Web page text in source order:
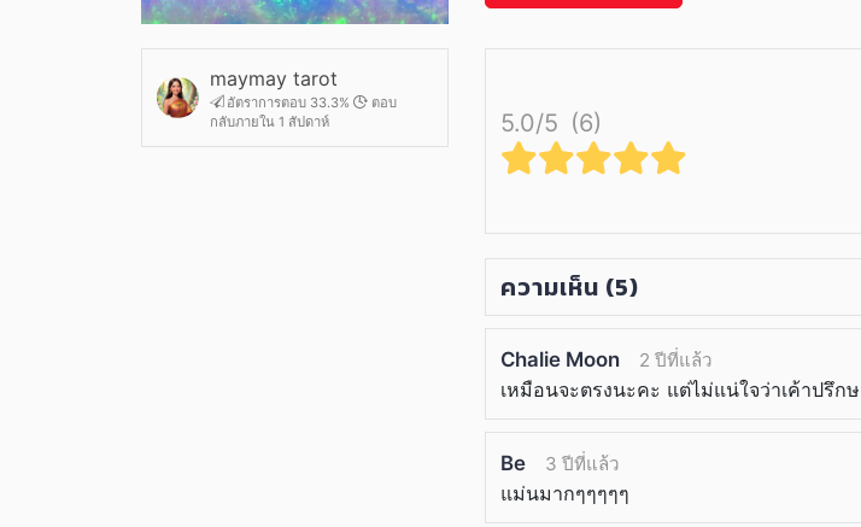
maymay tarot
อัตราการตอบ 33.3%
ตอบ
กลับภายใน 1 สัปดาห์
5.0/5 (6)
ความเห็น (5)
Chalie Moon 2 ปีที่แล้ว
เหมือนจะตรงนะคะ แต่ไม่แน่ใจว่าเค้าปรึ
Be 3 ปีที่แล้ว
แม่นมากๆๆๆๆๆ